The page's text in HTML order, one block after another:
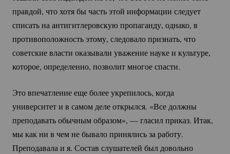
правдой, что хотя бы часть этой информации следует
списать на антигитлеровскую пропаганду, однако, в
противоположность этому, следовало признать, что
советские власти оказывали уважение науке и культуре,
которое, определенно, позволит многое спасти.
Это впечатление еще более укрепилось, когда
университет и в самом деле открылся. «Все должны
преподавать обычным образом», — гласил приказ. Итак,
мы как ни в чем не бывало принялись за работу.
Преподавала и я. Состав слушателей был довольно